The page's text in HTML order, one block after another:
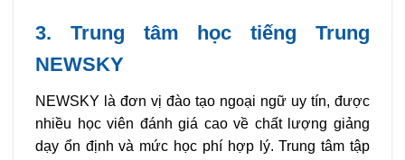
3. Trung tâm học tiếng Trung
NEWSKY
NEWSKY là đơn vị đào tạo ngoại ngữ uy tín, được
nhiều học viên đánh giá cao về chất lượng giảng
dạy ổn định và mức học phí hợp lý. Trung tâm tập